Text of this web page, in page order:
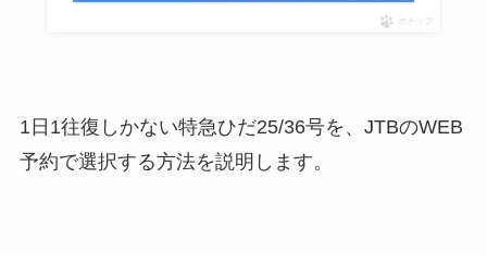
ポチップ
1日1往復しかない特急ひだ25/36号を、JTBのWEB
予約で選択する方法を説明します。